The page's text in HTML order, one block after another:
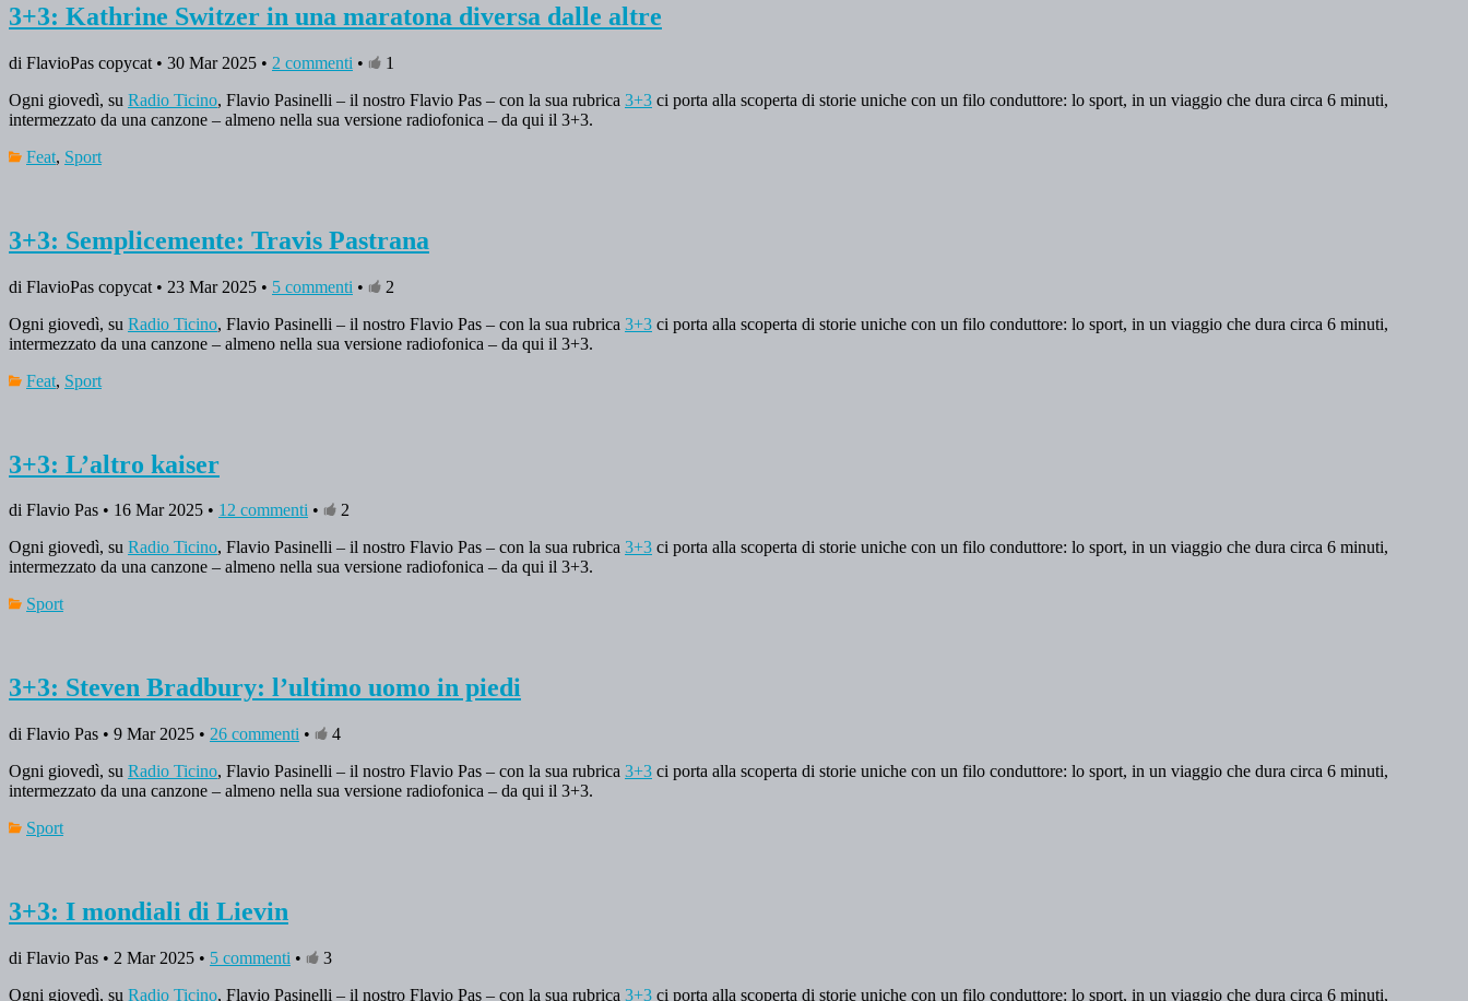
3+3: Kathrine Switzer in una maratona diversa dalle altre
di FlavioPas copycat • 30 Mar 2025 • 2 commenti •
1
Ogni giovedì, su Radio Ticino, Flavio Pasinelli – il nostro Flavio Pas – con la sua rubrica 3+3 ci porta alla scoperta di storie uniche con un filo conduttore: lo sport, in un viaggio che dura circa 6 minuti,
intermezzato da una canzone – almeno nella sua versione radiofonica – da qui il 3+3.
Feat, Sport
3+3: Semplicemente: Travis Pastrana
di FlavioPas copycat • 23 Mar 2025 • 5 commenti •
2
Ogni giovedì, su Radio Ticino, Flavio Pasinelli – il nostro Flavio Pas – con la sua rubrica 3+3 ci porta alla scoperta di storie uniche con un filo conduttore: lo sport, in un viaggio che dura circa 6 minuti,
intermezzato da una canzone – almeno nella sua versione radiofonica – da qui il 3+3.
Feat, Sport
3+3: L’altro kaiser
di Flavio Pas • 16 Mar 2025 • 12 commenti •
2
Ogni giovedì, su Radio Ticino, Flavio Pasinelli – il nostro Flavio Pas – con la sua rubrica 3+3 ci porta alla scoperta di storie uniche con un filo conduttore: lo sport, in un viaggio che dura circa 6 minuti,
intermezzato da una canzone – almeno nella sua versione radiofonica – da qui il 3+3.
Sport
3+3: Steven Bradbury: l’ultimo uomo in piedi
di Flavio Pas • 9 Mar 2025 • 26 commenti •
4
Ogni giovedì, su Radio Ticino, Flavio Pasinelli – il nostro Flavio Pas – con la sua rubrica 3+3 ci porta alla scoperta di storie uniche con un filo conduttore: lo sport, in un viaggio che dura circa 6 minuti,
intermezzato da una canzone – almeno nella sua versione radiofonica – da qui il 3+3.
Sport
3+3: I mondiali di Lievin
di Flavio Pas • 2 Mar 2025 • 5 commenti •
3
Ogni giovedì, su Radio Ticino, Flavio Pasinelli – il nostro Flavio Pas – con la sua rubrica 3+3 ci porta alla scoperta di storie uniche con un filo conduttore: lo sport, in un viaggio che dura circa 6 minuti,